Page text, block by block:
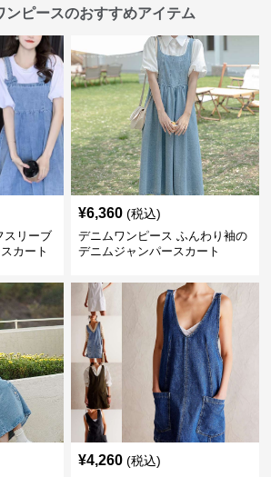
ンピースのおすすめアイテム
スリーブ
カート
¥6,360 (税込)
デニムワンピース ふんわり袖の
デニムジャンパースカート
¥4,260 (税込)